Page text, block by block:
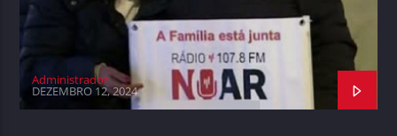
Administrador
DEZEMBRO 12, 2024